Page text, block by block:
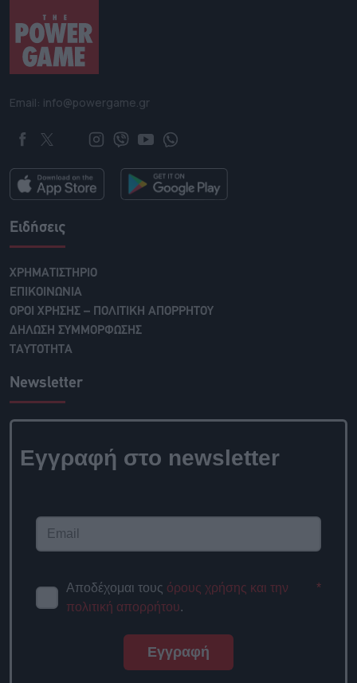
Email: info@powergame.gr
Ειδήσεις
ΧΡΗΜΑΤΙΣΤΗΡΙΟ
ΕΠΙΚΟΙΝΩΝΙΑ
ΟΡΟΙ ΧΡΗΣΗΣ – ΠΟΛΙΤΙΚΗ ΑΠΟΡΡΗΤΟΥ
ΔΗΛΩΣΗ ΣΥΜΜΟΡΦΩΣΗΣ
ΤΑΥΤΟΤΗΤΑ
Newsletter
Εγγραφή στο newsletter
Αποδέχομαι τους όρους χρήσης και την
πολιτική απορρήτου.
*
Εγγραφή